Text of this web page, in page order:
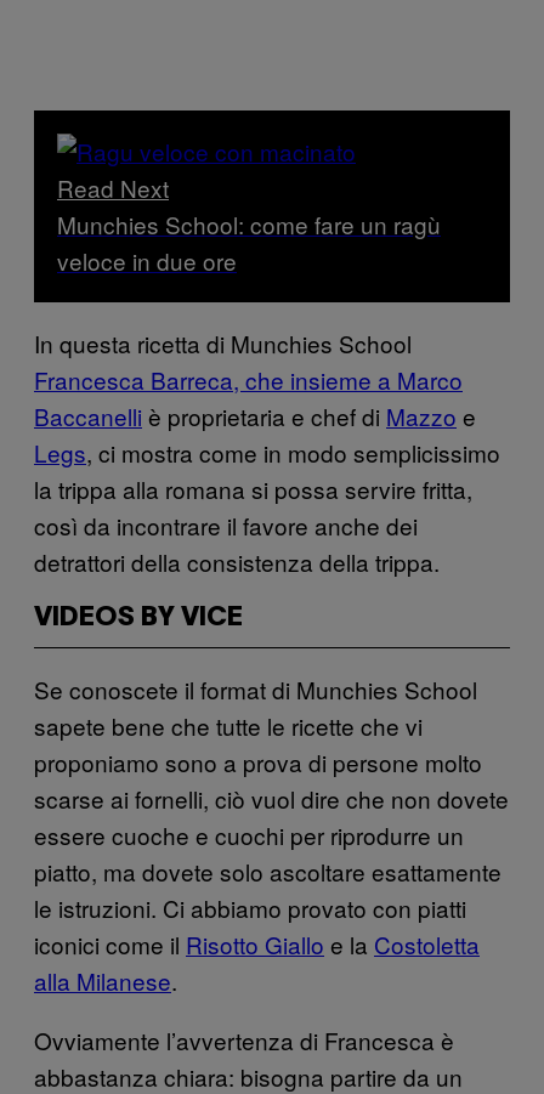
Read Next
Munchies School: come fare un ragù
veloce in due ore
In questa ricetta di Munchies School
Francesca Barreca, che insieme a Marco
Baccanelli è proprietaria e chef di Mazzo e
Legs, ci mostra come in modo semplicissimo
la trippa alla romana si possa servire fritta,
così da incontrare il favore anche dei
detrattori della consistenza della trippa.
VIDEOS BY VICE
Se conoscete il format di Munchies School
sapete bene che tutte le ricette che vi
proponiamo sono a prova di persone molto
scarse ai fornelli, ciò vuol dire che non dovete
essere cuoche e cuochi per riprodurre un
piatto, ma dovete solo ascoltare esattamente
le istruzioni. Ci abbiamo provato con piatti
iconici come il Risotto Giallo e la Costoletta
alla Milanese.
Ovviamente l’avvertenza di Francesca è
abbastanza chiara: bisogna partire da un